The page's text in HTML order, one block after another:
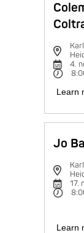
4.
Learn
Jo
17.
Learn